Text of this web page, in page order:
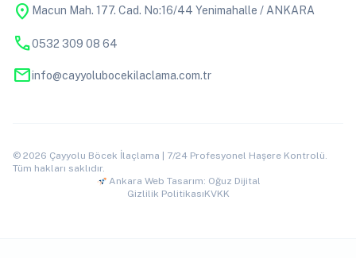
location_on Macun Mah. 177. Cad. No:16/44 Yenimahalle / ANKARA
phone0532 309 08 64
mailinfo@cayyolubocekilaclama.com.tr
© 2026 Çayyolu Böcek İlaçlama | 7/24 Profesyonel Haşere Kontrolü.
Tüm hakları saklıdır.
Ankara Web Tasarım: Oğuz Dijital
Gizlilik PolitikasıKVKK